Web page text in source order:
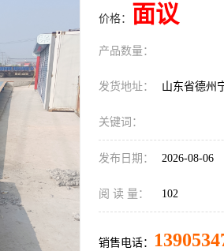
价格： 面议
产品数量：
发货地址： 山东省德州
关键词：
发布日期： 2026-08-06
阅 读 量： 102
销售电话：